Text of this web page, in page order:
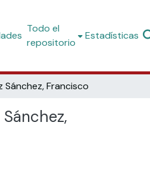
Todo el
repositorio
Estadísticas
Sánchez, Francisco